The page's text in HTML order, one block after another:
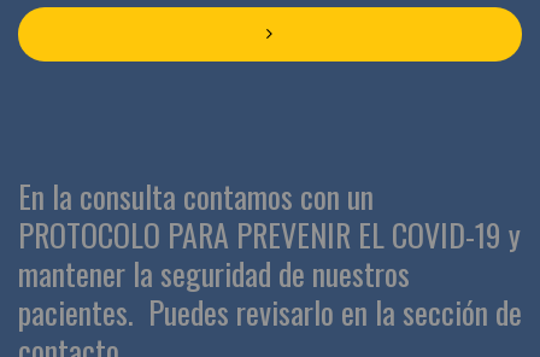
En la consulta contamos con un
PROTOCOLO PARA PREVENIR EL COVID-19 y
mantener la seguridad de nuestros
pacientes. Puedes revisarlo en la sección de